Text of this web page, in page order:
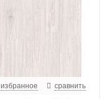
избранное сравнить